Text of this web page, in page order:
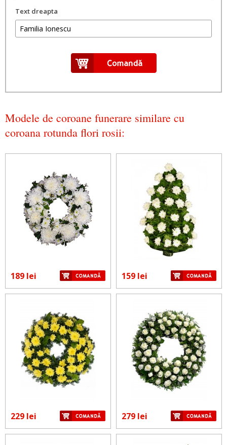
Câteva sugestii:
Te vom purta mereu in suflet•Nu te vom uita niciodata•Cu
sufletul indurerat•
Text dreapta
Modele de coroane funerare similare cu
coroana rotunda flori rosii:
189 lei 159 lei
229 lei 279 lei